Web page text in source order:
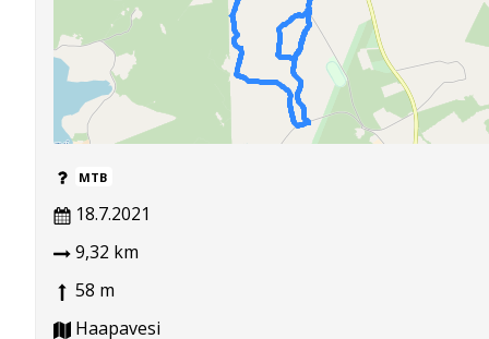
MTB
18.7.2021
9,32 km
58 m
Haapavesi